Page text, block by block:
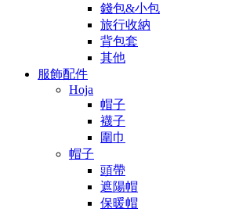
錢包&小包
旅行收納
背包套
其他
服飾配件
Hoja
帽子
襪子
圍巾
帽子
頭帶
遮陽帽
保暖帽